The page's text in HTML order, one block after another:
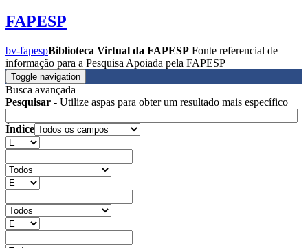
FAPESP
bv-fapespBiblioteca Virtual da FAPESP Fonte referencial de
informação para a Pesquisa Apoiada pela FAPESP
Toggle navigation
Busca avançada
Pesquisar - Utilize aspas para obter um resultado mais específico
Índice